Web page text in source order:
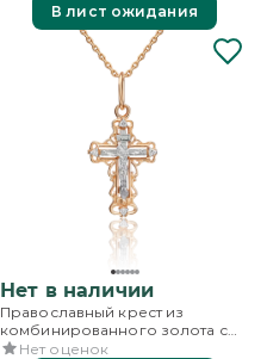
В лист ожидания
Нет в наличии
Православный крест из
комбинированного золота с
бриллиантами
Нет оценок